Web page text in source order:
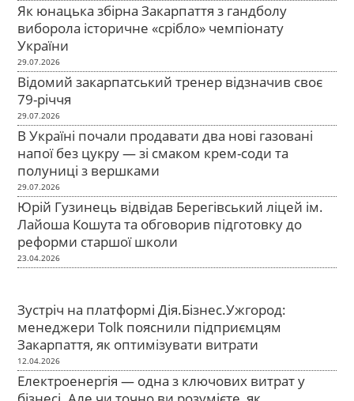
Як юнацька збірна Закарпаття з гандболу
виборола історичне «срібло» чемпіонату
України
29.07.2026
Відомий закарпатський тренер відзначив своє
79-річчя
29.07.2026
В Україні почали продавати два нові газовані
напої без цукру — зі смаком крем-соди та
полуниці з вершками
29.07.2026
Юрій Гузинець відвідав Берегівський ліцей ім.
Лайоша Кошута та обговорив підготовку до
реформи старшої школи
23.04.2026
Зустріч на платформі Дія.Бізнес.Ужгород:
менеджери Tolk пояснили підприємцям
Закарпаття, як оптимізувати витрати
12.04.2026
Електроенергія — одна з ключових витрат у